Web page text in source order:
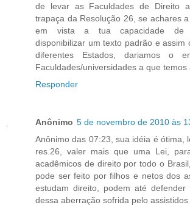
de levar as Faculdades de Direito
trapaça da Resolução 26, se achares
em vista a tua capacidade de
disponibilizar um texto padrão e assim
diferentes Estados, dariamos o
Faculdades/universidades a que temos
Responder
Anônimo 5 de novembro de 2010 às
Anônimo das 07:23, sua idéia é ótima,
res.26, valer mais que uma Lei,
acadêmicos de direito por todo o
pode ser feito por filhos e netos dos
estudam direito, podem até
dessa aberração sofrida pelo assistidos